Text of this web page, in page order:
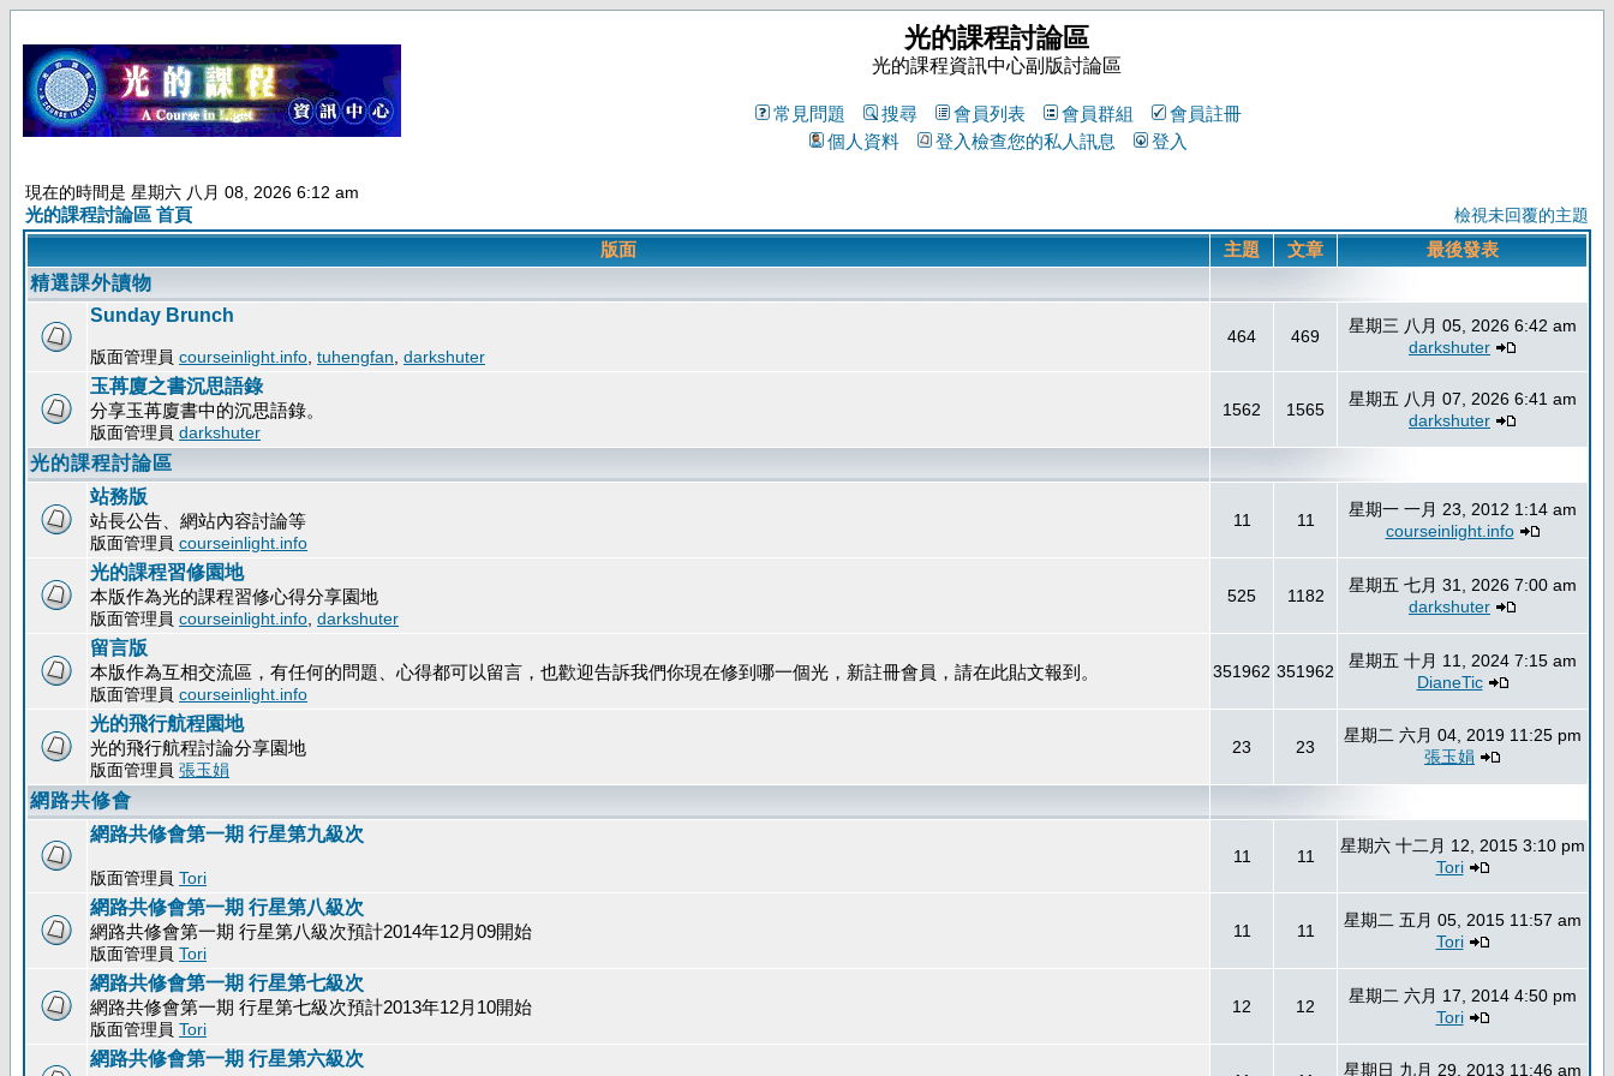
光的課程討論區
光的課程資訊中心副版討論區
常見問題 搜尋 會員列表 會員群組
會員註冊
個人資料
登入檢查您的私人訊息 登入
現在的時間是 星期六 八月 08, 2026 6:12 am
光的課程討論區 首頁 檢視未回覆的主題
版面 主題 文章
最後發表
精選課外讀物
Sunday Brunch
版面管理員 courseinlight.info tuhengfan darkshuter
464 469
星期三 八月 05, 2026 6:42 am
darkshuter
玉苒廈之書沉思語錄
分享玉苒廈書中的沉思語錄。
版面管理員 darkshuter
1562 1565
星期五 八月 07, 2026 6:41 am
darkshuter
光的課程討論區
站務版
站長公告、網站內容討論等
版面管理員 courseinlight.info
11 11
星期一 一月 23, 2012 1:14 am
courseinlight.info
光的課程習修園地
本版作為光的課程習修心得分享園地
版面管理員 courseinlight.info darkshuter
525 1182
星期五 七月 31, 2026 7:00 am
darkshuter
留言版
本版作為互相交流區，有任何的問題、心得都可以留言，也歡迎告訴我們你現在修到哪一個光，新註冊會員，請在此貼文報到。
版面管理員 courseinlight.info
351962 351962
星期五 十月 11, 2024 7:15 am
DianeTic
光的飛行航程園地
光的飛行航程討論分享園地
版面管理員 張玉娟
23 23
星期二 六月 04, 2019 11:25 pm
張玉娟
網路共修會
網路共修會第一期 行星第九級次
版面管理員 Tori
11 11
星期六 十二月 12, 2015 3:10 pm
Tori
網路共修會第一期 行星第八級次
網路共修會第一期 行星第八級次預計2014年12月09開始
版面管理員 Tori
11 11
星期二 五月 05, 2015 11:57 am
Tori
網路共修會第一期 行星第七級次
網路共修會第一期 行星第七級次預計2013年12月10開始
版面管理員 Tori
12 12
星期二 六月 17, 2014 4:50 pm
Tori
網路共修會第一期 行星第六級次
星期日 九月 29, 2013 11:46 am